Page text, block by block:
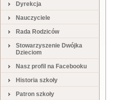
Dyrekcja
Nauczyciele
Rada Rodziców
Stowarzyszenie Dwójka
Dzieciom
Nasz profil na Facebooku
Historia szkoły
Patron szkoły